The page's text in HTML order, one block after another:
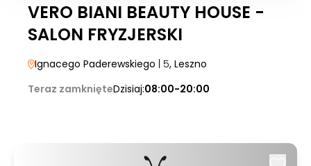
VERO BIANI BEAUTY HOUSE -
SALON FRYZJERSKI
Ignacego Paderewskiego | 5, Leszno
Teraz zamknięteDzisiaj:08:00-20:00